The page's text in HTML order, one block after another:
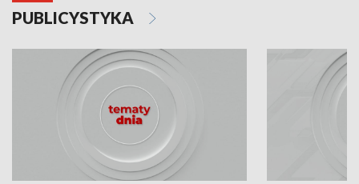
PUBLICYSTYKA